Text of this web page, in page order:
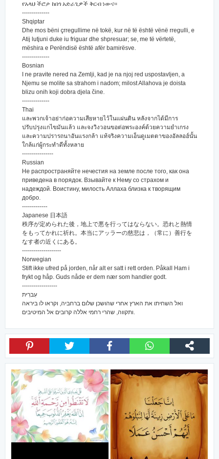
የአላህ ችሮታ ከበጎ አድራጊዎች ቅርብ ነውና፡፡
--------------
Shqiptar
Dhe mos bëni çrregullime në tokë, kur në të është vënë rregulli, e
Atij lutjuni duke iu friguar dhe shpresuar; se, me të vërtetë,
mëshira e Perëndisë është afër bamirësve.
--------------
Bosnian
I ne pravite nered na Zemlji, kad je na njoj red uspostavljen, a
Njemu se molite sa strahom i nadom; milost Allahova je doista
blizu onih koji dobra djela čine.
--------------
Thai
และพวกเจ้าอย่าก่อความเสียหายไว้ในแผ่นดิน หลังจากได้มีการ
ปรับปรุงแกไขมันแล้ว และจงวิงวอนขอต่อพระองค์ด้วยความยำเกรง
และความปรารถนาอันแรงกล้า แท้จริงความเอ็นดูเมตตาของอัลลอฮ์นั้น
ใกล้แก่ผู้กระทำดีทั้งหลาย
----------------
Russian
Не распространяйте нечестия на земле после того, как она
приведена в порядок. Взывайте к Нему со страхом и
надеждой. Воистину, милость Аллаха близка к творящим
добро.
-------------
Japanese 日本語
秩序が定められた後，地上で悪を行ってはならない。恐れと熱情
をもってかれに祈れ。本当にアッラーの慈悲は，（常に）善行を
なす者の近くにある。
--------------------
Norwegian
Stift ikke ufred på jorden, når alt er satt i rett orden. Påkall Ham i
frykt og håp. Guds nåde er dem nær som handler godt.
------------------
עִברִית
ואל השחיתו את הארץ אחרי שהושכן שלום ברחביה, וקראו לו ביראה